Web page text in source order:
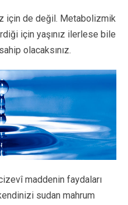
için de değil. Metabolizmik
için yaşınız ilerlese bile
olacaksınız.
maddenin faydaları
sudan mahrum